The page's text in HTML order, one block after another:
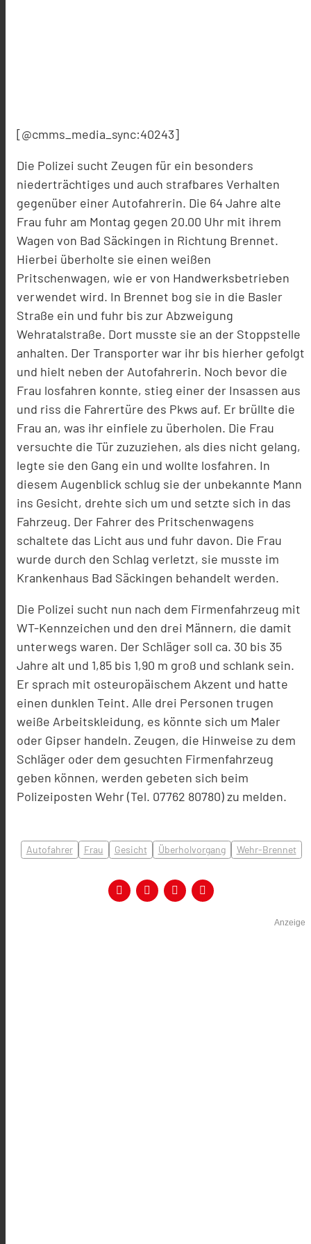
[@cmms_media_sync:40243]
Die Polizei sucht Zeugen für ein besonders
niederträchtiges und auch strafbares Verhalten
gegenüber einer Autofahrerin. Die 64 Jahre alte
Frau fuhr am Montag gegen 20.00 Uhr mit ihrem
Wagen von Bad Säckingen in Richtung Brennet.
Hierbei überholte sie einen weißen
Pritschenwagen, wie er von Handwerksbetrieben
verwendet wird. In Brennet bog sie in die Basler
Straße ein und fuhr bis zur Abzweigung
Wehratalstraße. Dort musste sie an der Stoppstelle
anhalten. Der Transporter war ihr bis hierher gefolgt
und hielt neben der Autofahrerin. Noch bevor die
Frau losfahren konnte, stieg einer der Insassen aus
und riss die Fahrertüre des Pkws auf. Er brüllte die
Frau an, was ihr einfiele zu überholen. Die Frau
versuchte die Tür zuzuziehen, als dies nicht gelang,
legte sie den Gang ein und wollte losfahren. In
diesem Augenblick schlug sie der unbekannte Mann
ins Gesicht, drehte sich um und setzte sich in das
Fahrzeug. Der Fahrer des Pritschenwagens
schaltete das Licht aus und fuhr davon. Die Frau
wurde durch den Schlag verletzt, sie musste im
Krankenhaus Bad Säckingen behandelt werden.
Die Polizei sucht nun nach dem Firmenfahrzeug mit
WT-Kennzeichen und den drei Männern, die damit
unterwegs waren. Der Schläger soll ca. 30 bis 35
Jahre alt und 1,85 bis 1,90 m groß und schlank sein.
Er sprach mit osteuropäischem Akzent und hatte
einen dunklen Teint. Alle drei Personen trugen
weiße Arbeitskleidung, es könnte sich um Maler
oder Gipser handeln. Zeugen, die Hinweise zu dem
Schläger oder dem gesuchten Firmenfahrzeug
geben können, werden gebeten sich beim
Polizeiposten Wehr (Tel. 07762 80780) zu melden.
Autofahrer Frau Gesicht Überholvorgang Wehr-Brennet
Anzeige